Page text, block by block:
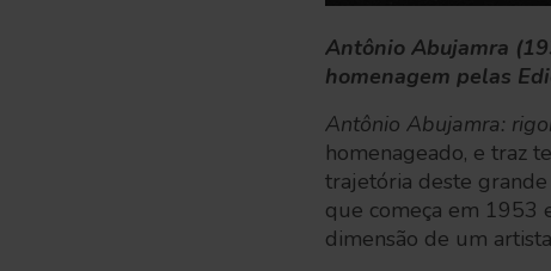
Antônio Abujamra
homenagem pelas
Antônio Abujamra:
homenageado, e traz
trajetória deste
que começa em 1953
dimensão de um